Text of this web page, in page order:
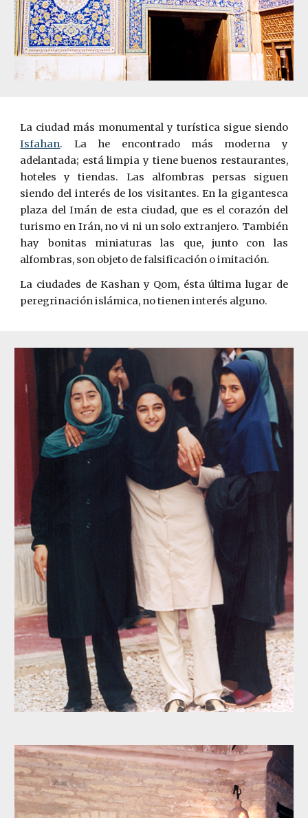
La ciudad más monumental y turística sigue siendo
Isfahan. La he encontrado más moderna y
adelantada; está limpia y tiene buenos restaurantes,
hoteles y tiendas. Las alfombras persas siguen
siendo del interés de los visitantes. En la gigantesca
plaza del Imán de esta ciudad, que es el corazón del
turismo en Irán, no vi ni un solo extranjero. También
hay bonitas miniaturas las que, junto con las
alfombras, son objeto de falsificación o imitación.
La ciudades de Kashan y Qom, éstaúltima lugar de
peregrinación islámica, no tienen interés alguno.